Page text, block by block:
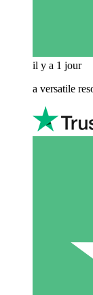
il y a 1 jour
a versatile